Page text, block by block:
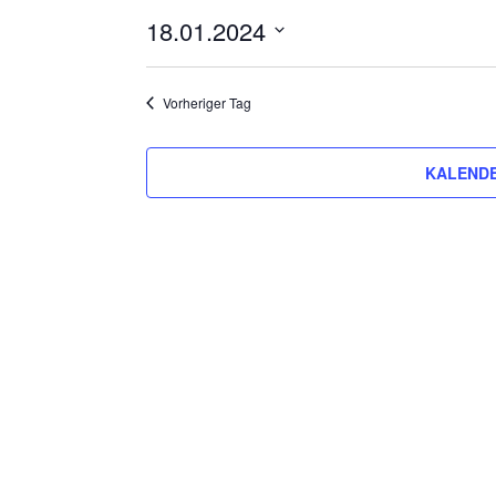
18.01.2024
Datum
wählen.
Vorheriger Tag